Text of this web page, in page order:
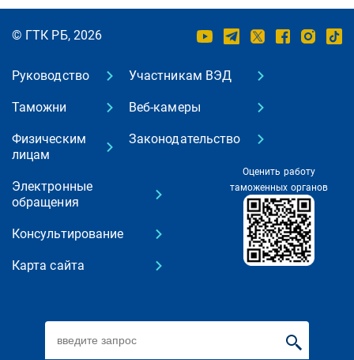
© ГТК РБ, 2026
Руководство
Таможни
Физическим
лицам
Участникам ВЭД
Веб-камеры
Законодательство
Электронные
обращения
Консультирование
Карта сайта
Оценить работу
таможенных органов